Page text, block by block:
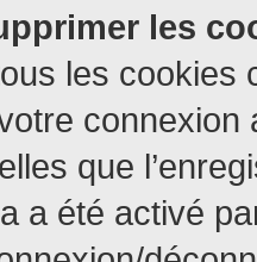
les
les cookies
que
a été activé